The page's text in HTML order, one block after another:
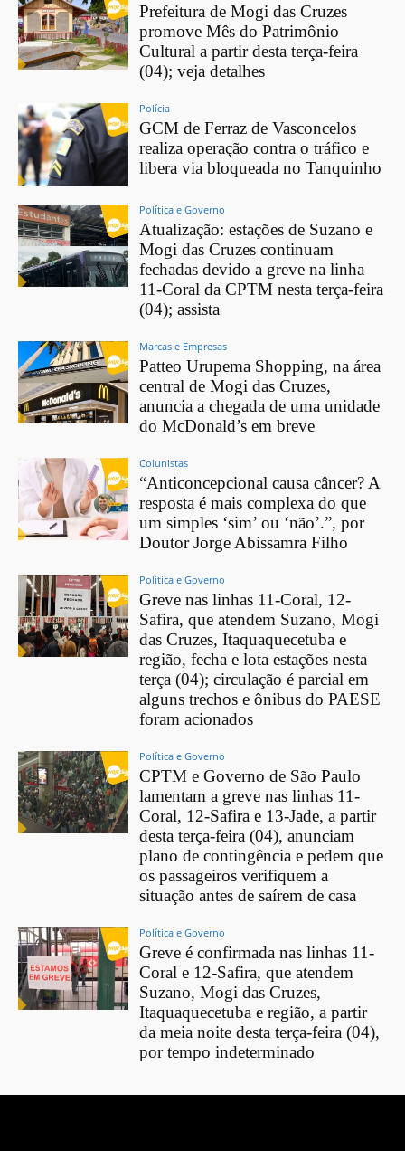
Prefeitura de Mogi das Cruzes
promove Mês do Patrimônio
Cultural a partir desta terça-feira
(04); veja detalhes
Polícia
GCM de Ferraz de Vasconcelos
realiza operação contra o tráfico e
libera via bloqueada no Tanquinho
Política e Governo
Atualização: estações de Suzano e
Mogi das Cruzes continuam
fechadas devido a greve na linha
11-Coral da CPTM nesta terça-feira
(04); assista
Marcas e Empresas
Patteo Urupema Shopping, na área
central de Mogi das Cruzes,
anuncia a chegada de uma unidade
do McDonald’s em breve
Colunistas
“Anticoncepcional causa câncer? A
resposta é mais complexa do que
um simples ‘sim’ ou ‘não’.”, por
Doutor Jorge Abissamra Filho
Política e Governo
Greve nas linhas 11-Coral, 12-
Safira, que atendem Suzano, Mogi
das Cruzes, Itaquaquecetuba e
região, fecha e lota estações nesta
terça (04); circulação é parcial em
alguns trechos e ônibus do PAESE
foram acionados
Política e Governo
CPTM e Governo de São Paulo
lamentam a greve nas linhas 11-
Coral, 12-Safira e 13-Jade, a partir
desta terça-feira (04), anunciam
plano de contingência e pedem que
os passageiros verifiquem a
situação antes de saírem de casa
Política e Governo
Greve é confirmada nas linhas 11-
Coral e 12-Safira, que atendem
Suzano, Mogi das Cruzes,
Itaquaquecetuba e região, a partir
da meia noite desta terça-feira (04),
por tempo indeterminado